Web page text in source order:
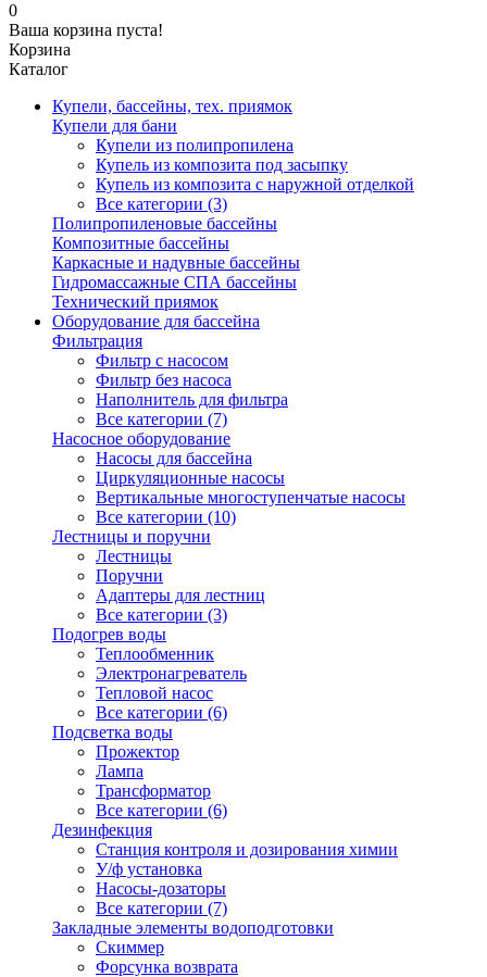
0
Ваша корзина пуста!
Корзина
Каталог
Купели, бассейны, тех. приямок
Купели для бани
Купели из полипропилена
Купель из композита под засыпку
Купель из композита с наружной отделкой
Все категории (3)
Полипропиленовые бассейны
Композитные бассейны
Каркасные и надувные бассейны
Гидромассажные СПА бассейны
Технический приямок
Оборудование для бассейна
Фильтрация
Фильтр с насосом
Фильтр без насоса
Наполнитель для фильтра
Все категории (7)
Насосное оборудование
Насосы для бассейна
Циркуляционные насосы
Вертикальные многоступенчатые насосы
Все категории (10)
Лестницы и поручни
Лестницы
Поручни
Адаптеры для лестниц
Все категории (3)
Подогрев воды
Теплообменник
Электронагреватель
Тепловой насос
Все категории (6)
Подсветка воды
Прожектор
Лампа
Трансформатор
Все категории (6)
Дезинфекция
Станция контроля и дозирования химии
У/ф установка
Насосы-дозаторы
Все категории (7)
Закладные элементы водоподготовки
Скиммер
Форсунка возврата